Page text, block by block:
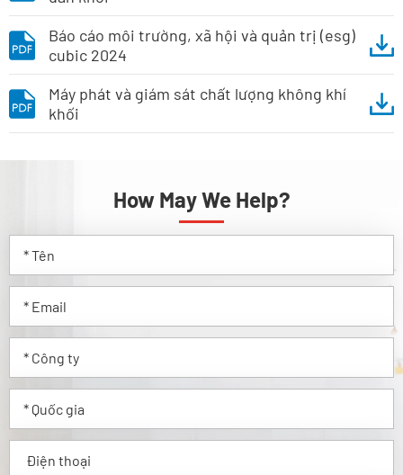
Báo cáo môi trường, xã hội và quản trị (esg)
cubic 2024
Máy phát và giám sát chất lượng không khí
khối
How May We Help?